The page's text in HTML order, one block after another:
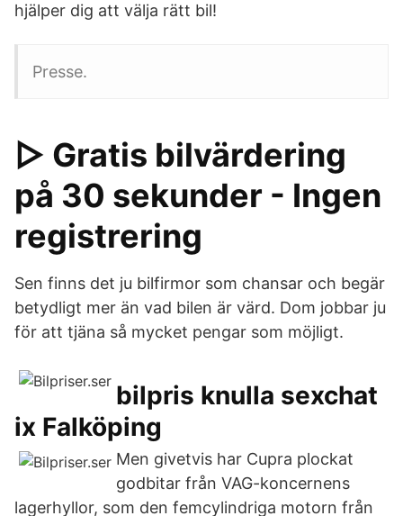
hjälper dig att välja rätt bil!
Presse.
▷ Gratis bilvärdering
på 30 sekunder - Ingen
registrering
Sen finns det ju bilfirmor som chansar och begär
betydligt mer än vad bilen är värd. Dom jobbar ju
för att tjäna så mycket pengar som möjligt.
bilpris knulla sexchat
ix Falköping
Men givetvis har Cupra plockat
godbitar från VAG-koncernens
lagerhyllor, som den femcylindriga motorn från